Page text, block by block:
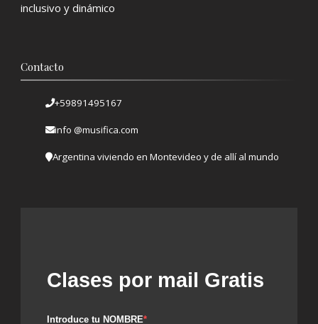
inclusivo y dinámico
Contacto
+59891495167
info @musifica.com
Argentina viviendo en Montevideo y de allí al mundo